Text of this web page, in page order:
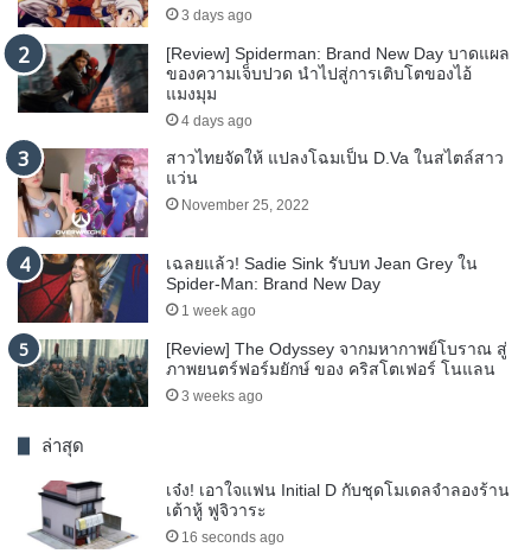
3 days ago
[Review] Spiderman: Brand New Day บาดแผล
ของความเจ็บปวด นำไปสู่การเติบโตของไอ้
แมงมุม
4 days ago
สาวไทยจัดให้ แปลงโฉมเป็น D.Va ในสไตล์สาว
แว่น
November 25, 2022
เฉลยแล้ว! Sadie Sink รับบท Jean Grey ใน
Spider-Man: Brand New Day
1 week ago
[Review] The Odyssey จากมหากาพย์โบราณ สู่
ภาพยนตร์ฟอร์มยักษ์ ของ คริสโตเฟอร์ โนแลน
3 weeks ago
ล่าสุด
เจ๋ง! เอาใจแฟน Initial D กับชุดโมเดลจำลองร้าน
เต้าหู้ ฟูจิวาระ
16 seconds ago